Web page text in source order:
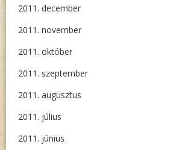
2011. december
2011. november
2011. október
2011. szeptember
2011. augusztus
2011. július
2011. június